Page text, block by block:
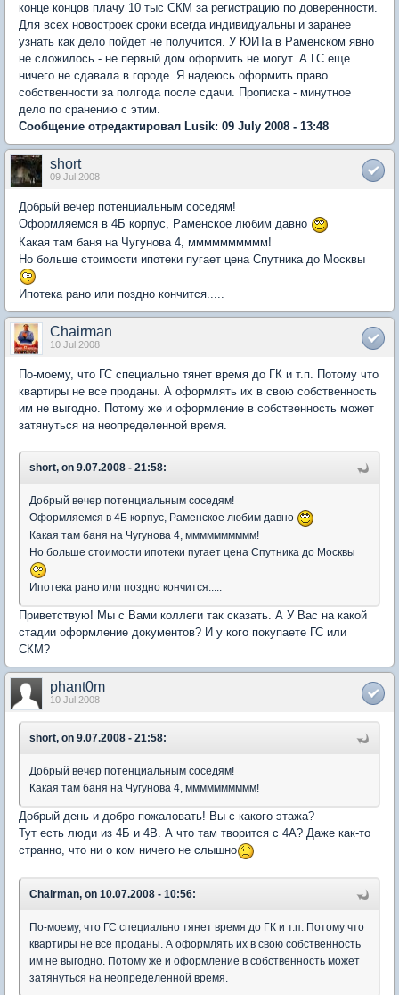
конце концов плачу 10 тыс СКМ за регистрацию по доверенности.
Для всех новостроек сроки всегда индивидуальны и заранее
узнать как дело пойдет не получится. У ЮИТа в Раменском явно
не сложилось - не первый дом оформить не могут. А ГС еще
ничего не сдавала в городе. Я надеюсь оформить право
собственности за полгода после сдачи. Прописка - минутное
дело по сранению с этим.
Сообщение отредактировал Lusik: 09 July 2008 - 13:48
short
09 Jul 2008
Добрый вечер потенциальным соседям!
Оформляемся в 4Б корпус, Раменское любим давно
Какая там баня на Чугунова 4, мммммммммм!
Но больше стоимости ипотеки пугает цена Спутника до Москвы
Ипотека рано или поздно кончится.....
Chairman
10 Jul 2008
По-моему, что ГС специально тянет время до ГК и т.п. Потому что
квартиры не все проданы. А оформлять их в свою собственность
им не выгодно. Потому же и оформление в собственность может
затянуться на неопределенной время.
short, on 9.07.2008 - 21:58:
Добрый вечер потенциальным соседям!
Оформляемся в 4Б корпус, Раменское любим давно
Какая там баня на Чугунова 4, мммммммммм!
Но больше стоимости ипотеки пугает цена Спутника до Москвы
Ипотека рано или поздно кончится.....
Приветствую! Мы с Вами коллеги так сказать. А У Вас на какой
стадии оформление документов? И у кого покупаете ГС или
СКМ?
phant0m
10 Jul 2008
short, on 9.07.2008 - 21:58:
Добрый вечер потенциальным соседям!
Какая там баня на Чугунова 4, мммммммммм!
Добрый день и добро пожаловать! Вы с какого этажа?
Тут есть люди из 4Б и 4В. А что там творится с 4А? Даже как-то
странно, что ни о ком ничего не слышно
Chairman, on 10.07.2008 - 10:56:
По-моему, что ГС специально тянет время до ГК и т.п. Потому что
квартиры не все проданы. А оформлять их в свою собственность
им не выгодно. Потому же и оформление в собственность может
затянуться на неопределенной время.